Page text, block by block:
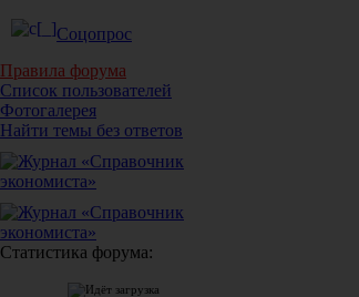
Соцопрос
Правила форума
Список пользователей
Фотогалерея
Найти темы без ответов
Статистика форума: